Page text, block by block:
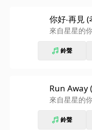
你好‧再見
來自星星的
鈴聲
Run Away
來自星星的
鈴聲